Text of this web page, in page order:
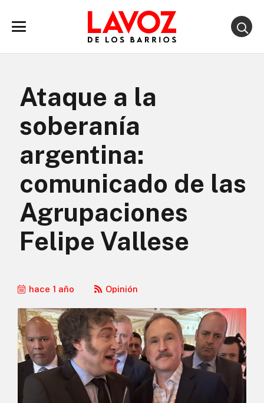
Ataque a la
soberanía
argentina:
comunicado de las
Agrupaciones
Felipe Vallese
hace 1 año Opinión